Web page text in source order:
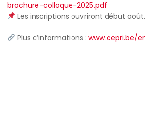
brochure-colloque-2025.pdf
Les inscriptions ouvriront début août.
Plus d’informations :www.cepri.be/